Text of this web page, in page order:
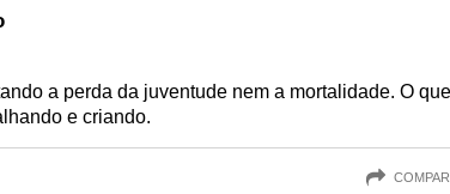
a perda da juventude nem a mortalidade. O que
e criando.